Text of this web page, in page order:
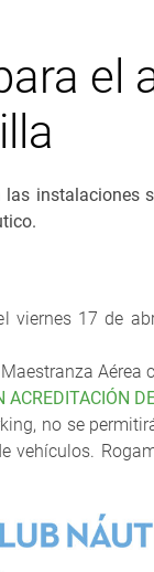
el
instalaciones
viernes 17 de
Aérea
no se
vehículos.